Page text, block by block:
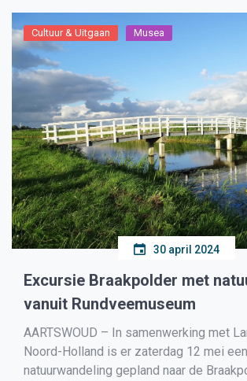
Cultuur & Uitgaan Musea
30 april 2024
Excursie Braakpolder met
vanuit Rundveemuseum
AARTSWOUD – In samenwerking met
Noord-Holland is er zaterdag 12 mei een
natuurwandeling gepland naar de